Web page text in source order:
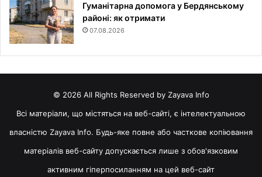
Гуманітарна допомога у Бердянському
районі: як отримати
07.08.2026
© 2026 All Rights Reserved by Zayava Info
Всі матеріали, що містяться на веб-сайті, є інтелектуальною
власністю Zayava Info. Будь-яке повне або часткове копіювання
матеріалів веб-сайту допускається лише з обов'язковим
активним гіперпосиланням на цей веб-сайт